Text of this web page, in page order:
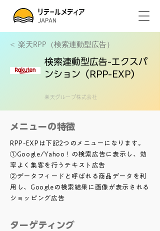
< 楽天RPP（検索連動型広告）
検索連動型広告-エクスパ
ンション（RPP-EXP）
楽天グループ株式会社
メニューの特徴
RPP-EXPは下記2つのメニューになります。
①Google/Yahoo！の検索広告に表示し、効
率よく集客を行うテキスト広告
②データフィードと呼ばれる商品データを利
用し、Googleの検索結果に画像が表示される
ショッピング広告
ターゲティング